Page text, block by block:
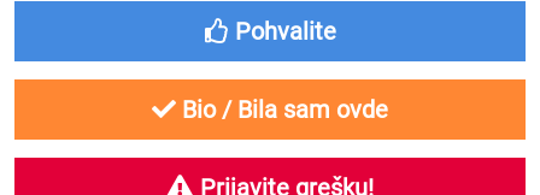
Pohvalite
Bio / Bila sam ovde
Prijavite grešku!